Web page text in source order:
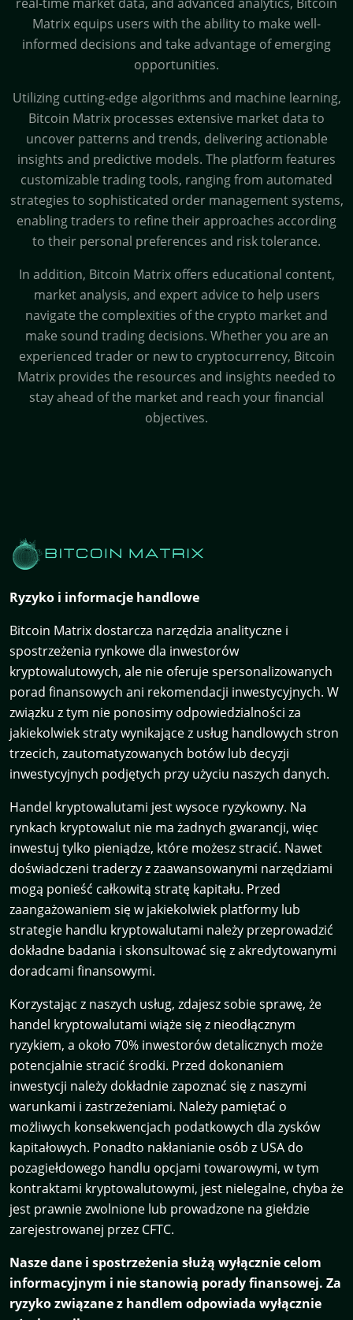
Matrix equips users with the ability to make well-
informed decisions and take advantage of emerging
opportunities.
Utilizing cutting-edge algorithms and machine learning,
Bitcoin Matrix processes extensive market data to
uncover patterns and trends, delivering actionable
insights and predictive models. The platform features
customizable trading tools, ranging from automated
strategies to sophisticated order management systems,
enabling traders to refine their approaches according
to their personal preferences and risk tolerance.
In addition, Bitcoin Matrix offers educational content,
market analysis, and expert advice to help users
navigate the complexities of the crypto market and
make sound trading decisions. Whether you are an
experienced trader or new to cryptocurrency, Bitcoin
Matrix provides the resources and insights needed to
stay ahead of the market and reach your financial
objectives.
Ryzyko i informacje handlowe
Bitcoin Matrix dostarcza narzędzia analityczne i
spostrzeżenia rynkowe dla inwestorów
kryptowalutowych, ale nie oferuje spersonalizowanych
porad finansowych ani rekomendacji inwestycyjnych. W
związku z tym nie ponosimy odpowiedzialności za
jakiekolwiek straty wynikające z usług handlowych stron
trzecich, zautomatyzowanych botów lub decyzji
inwestycyjnych podjętych przy użyciu naszych danych.
Handel kryptowalutami jest wysoce ryzykowny. Na
rynkach kryptowalut nie ma żadnych gwarancji, więc
inwestuj tylko pieniądze, które możesz stracić. Nawet
doświadczeni traderzy z zaawansowanymi narzędziami
mogą ponieść całkowitą stratę kapitału. Przed
zaangażowaniem się w jakiekolwiek platformy lub
strategie handlu kryptowalutami należy przeprowadzić
dokładne badania i skonsultować się z akredytowanymi
doradcami finansowymi.
Korzystając z naszych usług, zdajesz sobie sprawę, że
handel kryptowalutami wiąże się z nieodłącznym
ryzykiem, a około 70% inwestorów detalicznych może
potencjalnie stracić środki. Przed dokonaniem
inwestycji należy dokładnie zapoznać się z naszymi
warunkami i zastrzeżeniami. Należy pamiętać o
możliwych konsekwencjach podatkowych dla zysków
kapitałowych. Ponadto nakłanianie osób z USA do
pozagiełdowego handlu opcjami towarowymi, w tym
kontraktami kryptowalutowymi, jest nielegalne, chyba że
jest prawnie zwolnione lub prowadzone na giełdzie
zarejestrowanej przez CFTC.
Nasze dane i spostrzeżenia służą wyłącznie celom
informacyjnym i nie stanowią porady finansowej. Za
ryzyko związane z handlem odpowiada wyłącznie